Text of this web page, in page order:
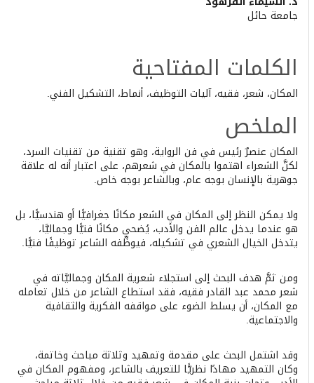
Article
Content
جامعة حائل
الكلمات المفتاحية
المكان، شعر، فقيه، آليات التوظيف، أنماط، التشكيل الفني.
الملخص
المكان عنصرٌ رئيس في فن الرواية، وهو تقنية من تقنيات السرد،
لكنَّ الشعراء اهتموا بالمكان في شعرهم، على اعتبار أنه له علاقة
جوهرية بالإنسان بوجه عام، وبالشاعر بوجه خاص.
ولا يمكن النظر إلى المكان في الشعر مكانًا جغرافيًّا أو هندسيًّا، بل
هو عندما يدخل عالم الفن والأدب، يُضحي مكانًا فنيًّا وجماليَّا،
يتدخل الخيال الشعري في تشكيله، فيوظِّفه الشاعر توظيفًا فنيًّا.
ومن ثمَّ هدف البحث إلى استجلاء شعرية المكان وجماليَّاته في
شعر محمد عبد القادر فقيه، فقد استطاع الشاعر من خلال تعامله
مع المكان، أن يسلط الضوء على مواقفه الفكرية والثقافية
والاجتماعية.
وقد اشتمل البحث على مقدمة وتمهيد وثلاثة مباحث وخاتمة،
وكان التمهيد مهادًا نظريًّا للتعريف بالشاعر، ومفهوم المكان في